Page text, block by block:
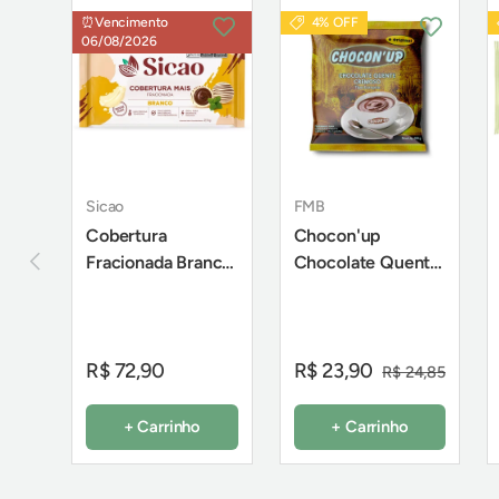
Anterior
⏰Vencimento
06/08/2026
Sicao
Cobertura
Fracionada Branco
R$ 72,90
+ Carrinho
4% OFF
FMB
Chocon'up
Chocolate Quente
R$ 23,90 R$ 24,85
+ Carrinho